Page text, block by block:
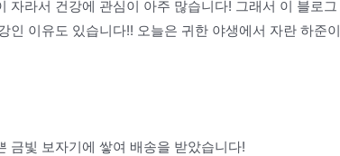
자라서 건강에 관심이 아주 많습니다! 그래서 이 블로그
이유도 있습니다!! 오늘은 귀한 야생에서 자란 하준이
금빛 보자기에 쌓여 배송을 받았습니다!